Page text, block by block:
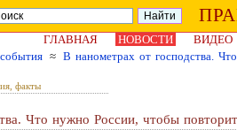
ГЛАВНАЯ НОВОСТИ
ВИДЕО
≈ В нанометрах от господства.
факты
Что нужно России, чтобы